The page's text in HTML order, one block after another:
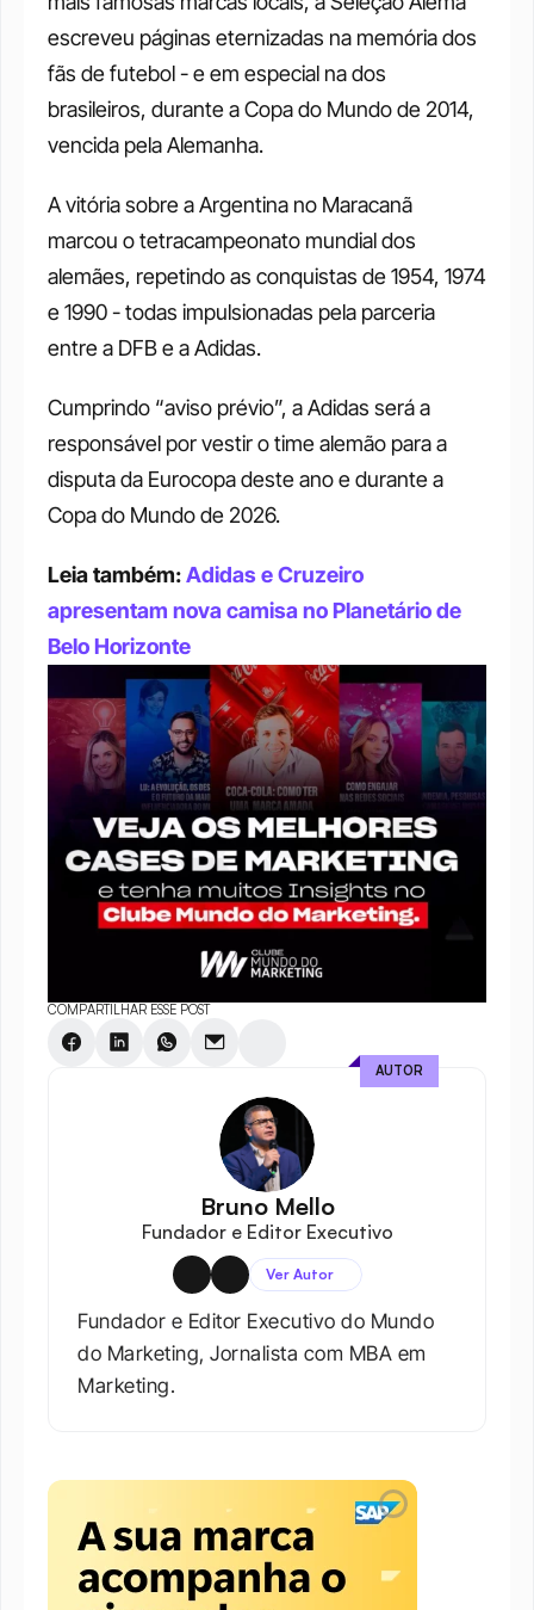
escreveu páginas eternizadas na memória dos
fãs de futebol - e em especial na dos
brasileiros, durante a Copa do Mundo de 2014,
vencida pela Alemanha.
A vitória sobre a Argentina no Maracanã
marcou o tetracampeonato mundial dos
alemães, repetindo as conquistas de 1954, 1974
e 1990 - todas impulsionadas pela parceria
entre a DFB e a Adidas.
Cumprindo “aviso prévio”, a Adidas será a
responsável por vestir o time alemão para a
disputa da Eurocopa deste ano e durante a
Copa do Mundo de 2026.
Leia também: Adidas e Cruzeiro
apresentam nova camisa no Planetário de
Belo Horizonte
COMPARTILHAR ESSE POST
Bruno Mello
Fundador e Editor Executivo
Ver Autor
Fundador e Editor Executivo do Mundo
do Marketing, Jornalista com MBA em
Marketing.
AUTOR